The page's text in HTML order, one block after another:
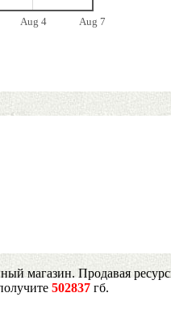
Aug 4 Aug 7
магазин. Продавая
502837 гб.